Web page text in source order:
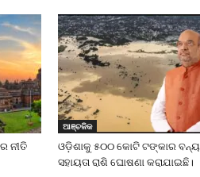
ନୀତି
ଆଞ୍ଚଳିକ
ଓଡ଼ିଶାକୁ ୫୦୦ କୋଟି ଟଙ୍କାର
ସହାୟତା ରାଶି ଘୋଷଣା କରାଯାଇଛି।